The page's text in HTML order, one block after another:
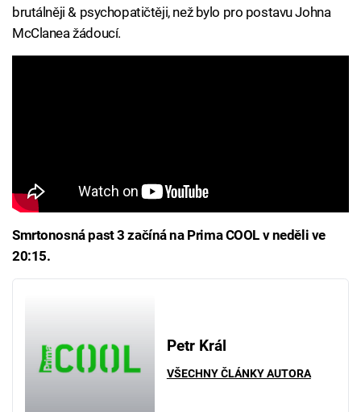
brutálněji & psychopatičtěji, než bylo pro postavu Johna
McClanea žádoucí.
Smrtonosná past 3 začíná na Prima COOL v neděli ve
20:15.
Petr Král
VŠECHNY ČLÁNKY AUTORA